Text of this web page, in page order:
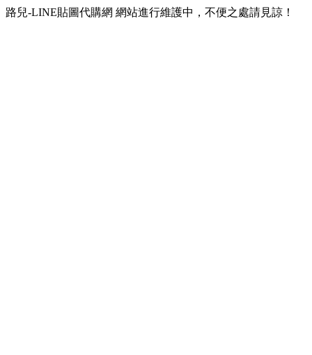
路兒-LINE貼圖代購網 網站進行維護中，不便之處請見諒！